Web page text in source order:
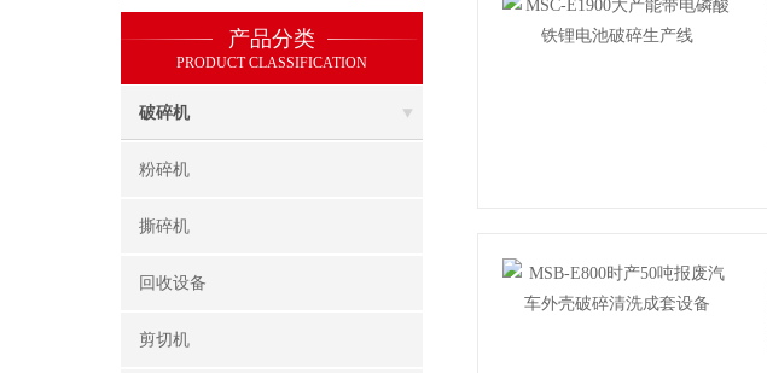
产品分类
PRODUCT CLASSIFICATION
破碎机
粉碎机
撕碎机
回收设备
剪切机